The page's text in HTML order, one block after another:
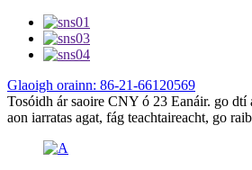
Glaoigh orainn: 86-21-66120569
Tosóidh ár saoire CNY ó 23 Eanáir. go dtí
aon iarratas agat, fág teachtaireacht, go